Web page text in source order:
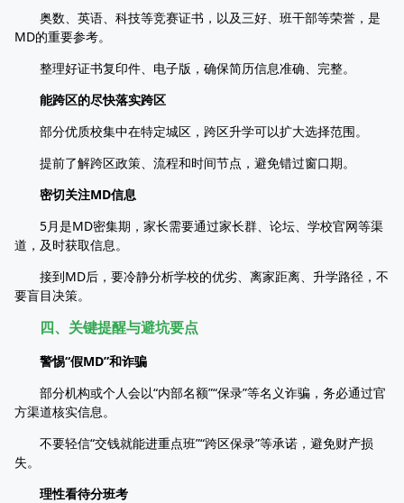
奥数、英语、科技等竞赛证书，以及三好、班干部等荣誉，是
MD的重要参考。
整理好证书复印件、电子版，确保简历信息准确、完整。
能跨区的尽快落实跨区
部分优质校集中在特定城区，跨区升学可以扩大选择范围。
提前了解跨区政策、流程和时间节点，避免错过窗口期。
密切关注MD信息
5月是MD密集期，家长需要通过家长群、论坛、学校官网等渠
道，及时获取信息。
接到MD后，要冷静分析学校的优劣、离家距离、升学路径，不
要盲目决策。
四、关键提醒与避坑要点
警惕“假MD”和诈骗
部分机构或个人会以“内部名额”“保录”等名义诈骗，务必通过官
方渠道核实信息。
不要轻信“交钱就能进重点班”“跨区保录”等承诺，避免财产损
失。
理性看待分班考